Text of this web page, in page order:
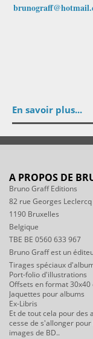
En savoir plus...
A PROPOS DE
Bruno Graff Editions
82 rue Georges Leclercq
1190 Bruxelles
Belgique
TBE BE 0560 633 967
Bruno Graff est un
Tirages spéciaux
Port-folio d'illustrations
Offsets en format 30x40
Jaquettes pour albums
Ex-Libris
Et de tout cela pour des
cesse de s'allonger
images de BD..